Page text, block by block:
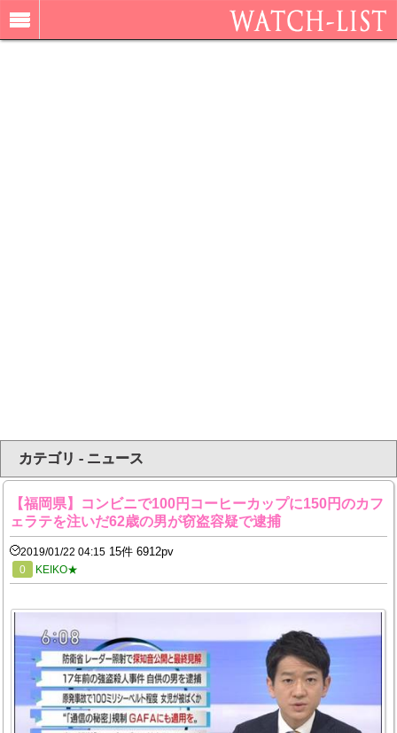
カテゴリ - ニュース
【福岡県】コンビニで100円コーヒーカップに150円のカフ
ェラテを注いだ62歳の男が窃盗容疑で逮捕
2019/01/22 04:15 15件 6912pv
0 KEIKO★